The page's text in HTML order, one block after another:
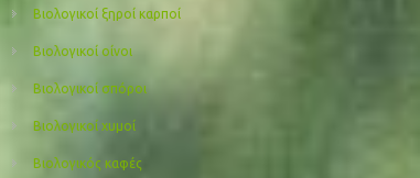
Βιολογικοί ξηροί καρποί
Βιολογικοί οίνοι
Βιολογικοί σπόροι
Βιολογικοί χυμοί
Βιολογικός καφές